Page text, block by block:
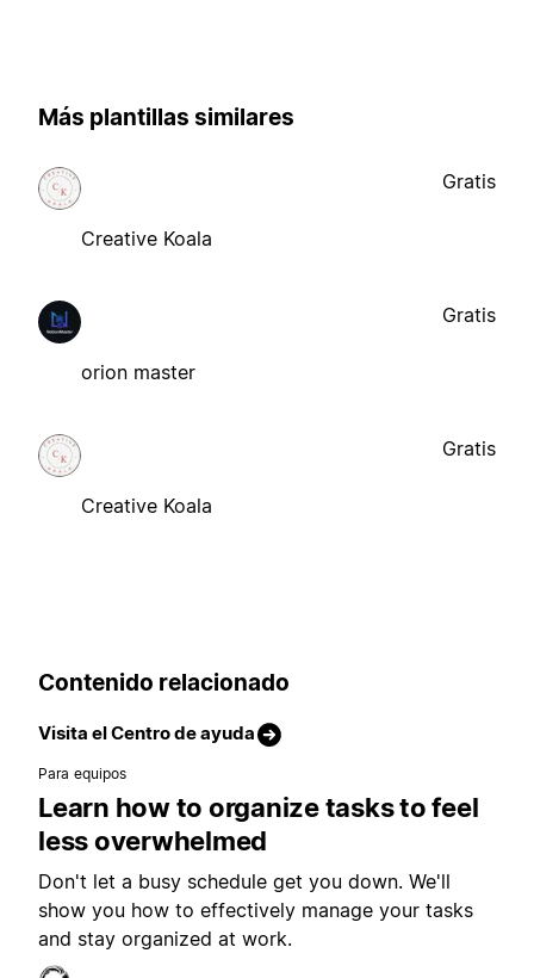
Más plantillas similares
Creative Koala
Gratis
orion master
Gratis
Creative Koala
Gratis
Contenido relacionado
Visita el Centro de ayuda
Para equipos
Learn how to organize tasks to feel
less overwhelmed
Don't let a busy schedule get you down. We'll
show you how to effectively manage your tasks
and stay organized at work.